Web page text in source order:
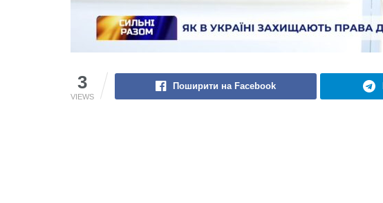
3
VIEWS
Поширити на Facebook